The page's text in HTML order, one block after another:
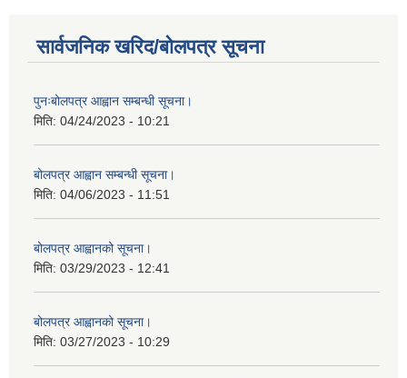
सार्वजनिक खरिद/बोलपत्र सूचना
पुनःबोलपत्र आह्वान सम्बन्धी सूचना।
मिति: 04/24/2023 - 10:21
बोलपत्र आह्वान सम्बन्धी सूचना।
मिति: 04/06/2023 - 11:51
बोलपत्र आह्वानको सूचना।
मिति: 03/29/2023 - 12:41
बोलपत्र आह्वानको सूचना।
मिति: 03/27/2023 - 10:29